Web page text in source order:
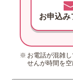
お申込み
お電話が混雑
せんが時間を空